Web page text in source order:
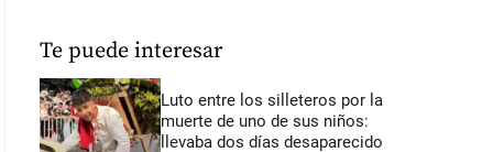
Te puede interesar
Luto entre los silleteros por la
muerte de uno de sus niños:
llevaba dos días desaparecido